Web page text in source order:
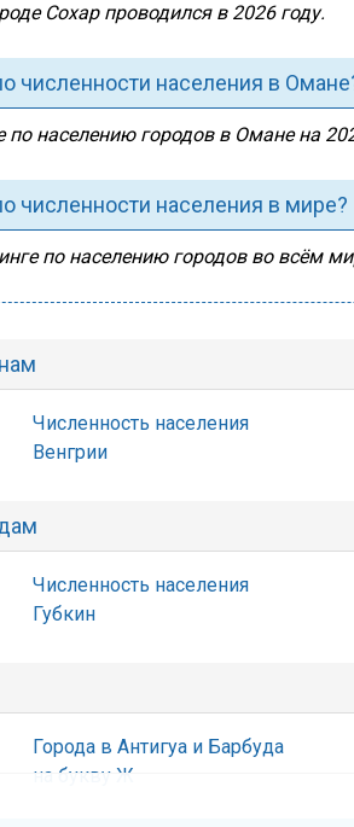
Сохар проводился в 2026 году.
численности населения в
по населению городов в Омане на
численности населения в мире?
по населению городов во всём
Численность населения
Венгрии
Численность населения
Губкин
Города в Антигуа и Барбуда
на букву Ж